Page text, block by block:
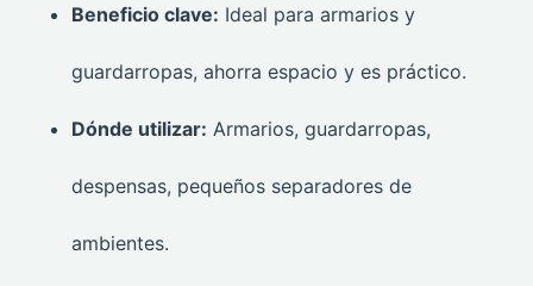
Beneficio clave: Ideal para armarios y
guardarropas, ahorra espacio y es práctico.
Dónde utilizar: Armarios, guardarropas,
despensas, pequeños separadores de
ambientes.